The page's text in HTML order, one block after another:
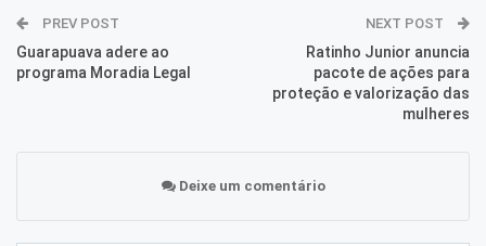
PREV POST
Guarapuava adere ao
programa Moradia Legal
NEXT POST
Ratinho Junior anuncia
pacote de ações para
proteção e valorização das
mulheres
Deixe um comentário